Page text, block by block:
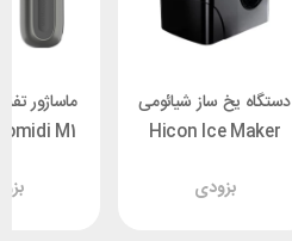
دستگاه یخ ساز شیائومی
Hicon Ice Maker
لیتر
بزودی
ماساژور
M1